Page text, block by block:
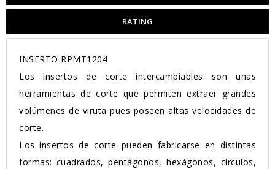
RATING
INSERTO RPMT1204
Los insertos de corte intercambiables son unas
herramientas de corte que permiten extraer grandes
volúmenes de viruta pues poseen altas velocidades de
corte.
Los insertos de corte pueden fabricarse en distintas
formas: cuadrados, pentágonos, hexágonos, círculos,